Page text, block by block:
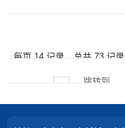
每页 14 记录 总共 73 记录
跳转到